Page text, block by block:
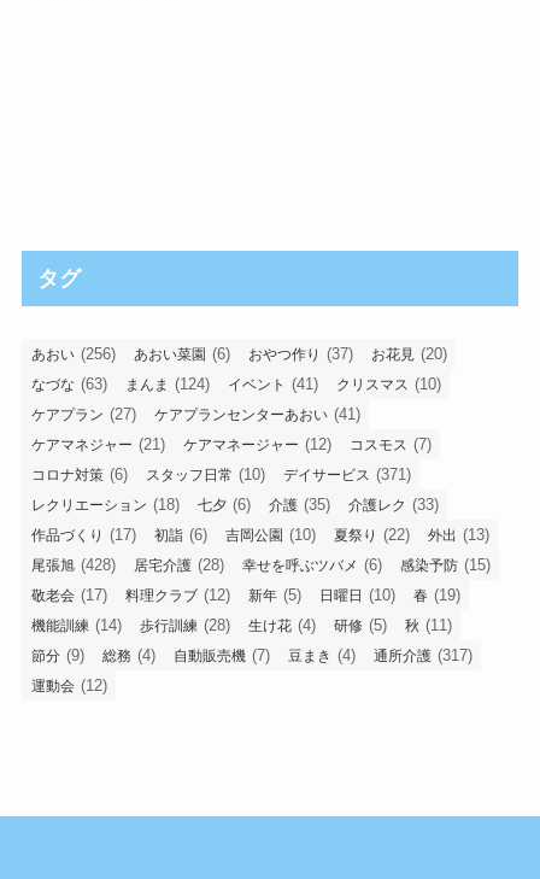
タグ
あおい (256) あおい菜園 (6) おやつ作り (37) お花見 (20)
なづな (63) まんま (124) イベント (41) クリスマス (10)
ケアプラン (27) ケアプランセンターあおい (41)
ケアマネジャー (21) ケアマネージャー (12) コスモス (7)
コロナ対策 (6) スタッフ日常 (10) デイサービス (371)
レクリエーション (18) 七夕 (6) 介護 (35) 介護レク (33)
作品づくり (17) 初詣 (6) 吉岡公園 (10) 夏祭り (22) 外出 (13)
尾張旭 (428) 居宅介護 (28) 幸せを呼ぶツバメ (6) 感染予防 (15)
敬老会 (17) 料理クラブ (12) 新年 (5) 日曜日 (10) 春 (19)
機能訓練 (14) 歩行訓練 (28) 生け花 (4) 研修 (5) 秋 (11)
節分 (9) 総務 (4) 自動販売機 (7) 豆まき (4) 通所介護 (317)
運動会 (12)